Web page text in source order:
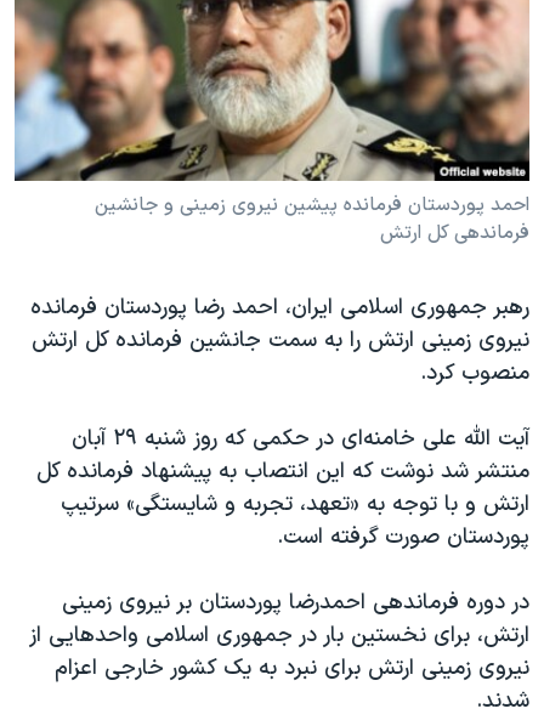
فرهنگ و زندگی
حقوق شهروندی
اقتصادی
علم و فناوری
اسرائیل در جنگ
گالری عکس
مستندها
انتخابات ریاست جمهوری آمریکا ۲۰۲۴
حمله جمهوری اسلامی به اسرائیل
رمز مهسا
ورزش زنان در ایران
اعتراضات زن، زندگی، آزادی
تریبونال مردمی آبان ۹۸
دادگاه حمید نوری
قانون شفافیت دارائی کادر رهبری ایران
اعتراضات مردمی آبان ۹۸
اسرائیل در جنگ
نرگس محمدی برنده جایزه نوبل صلح
همایش محافظه‌کاران آمریکا «سی‌پک»
صفحه‌های ویژه
دنبال کنید
زبانهای مختلف
احمد پوردستان فرمانده پیشین نیروی زمینی و جانشین
فرماندهی کل ارتش
رهبر جمهوری اسلامی ایران، احمد رضا پوردستان فرمانده
نیروی زمینی ارتش را به سمت جانشین فرمانده کل ارتش
منصوب کرد.
آیت الله علی خامنه‌ای در حکمی که روز شنبه ۲۹ آبان
منتشر شد نوشت که این انتصاب به پیشنهاد فرمانده کل
ارتش و با توجه به «تعهد، تجربه و شایستگی» سرتیپ
پوردستان صورت گرفته است.
در دوره فرماندهی احمدرضا پوردستان بر نیروی زمینی
ارتش، برای نخستین بار در جمهوری اسلامی واحدهایی از
نیروی زمینی ارتش برای نبرد به یک کشور خارجی اعزام
شدند.